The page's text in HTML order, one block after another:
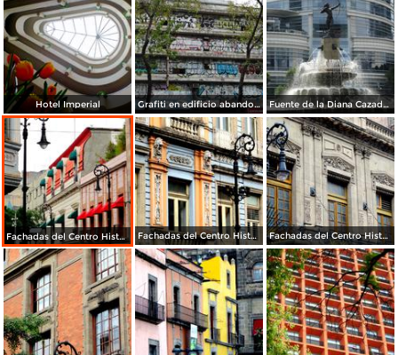
Hotel Imperial Grafiti en edificio abandonado Fuente de la Diana Cazadora
Fachadas del Centro Histórico de la Ciudad de México Fachadas del Centro Histórico de la Ciudad de México Fachadas del Centro Histórico de la Ciudad de México